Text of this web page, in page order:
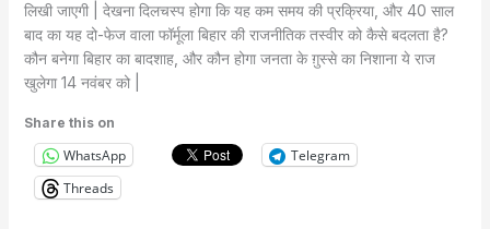
लिखी जाएगी | देखना दिलचस्प होगा कि यह कम समय की प्रक्रिया, और 40 साल
बाद का यह दो-फेज वाला फॉर्मूला बिहार की राजनीतिक तस्वीर को कैसे बदलता है?
कौन बनेगा बिहार का बादशाह, और कौन होगा जनता के ग़ुस्से का निशाना ये राज
खुलेगा 14 नवंबर को |
Share this on
WhatsApp
Telegram
Threads